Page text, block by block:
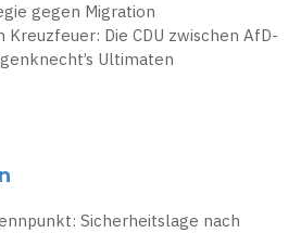
gegen Migration
Kreuzfeuer: Die CDU zwischen AfD-
Ultimaten
Sicherheitslage nach